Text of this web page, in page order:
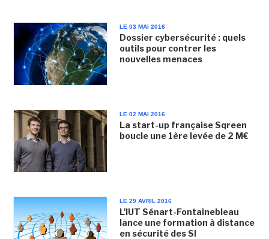
LE 03 MAI 2016
Dossier cybersécurité : quels
outils pour contrer les
nouvelles menaces
LE 02 MAI 2016
La start-up française Sqreen
boucle une 1ère levée de 2 M€
LE 29 AVRIL 2016
L'IUT Sénart-Fontainebleau
lance une formation à distance
en sécurité des SI